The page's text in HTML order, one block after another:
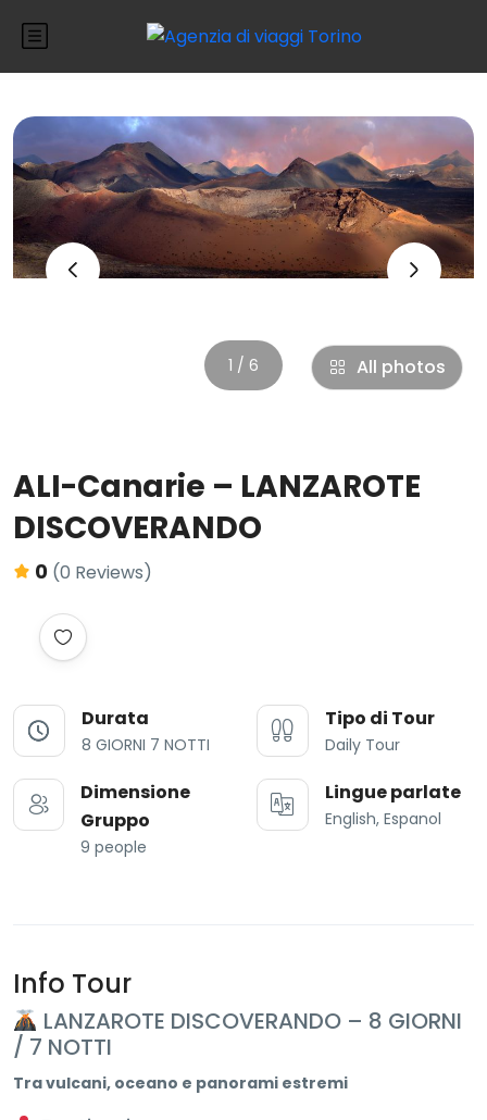
‹ ›
1 / 6 All photos
ALI-Canarie – LANZAROTE
DISCOVERANDO
0 (0 Reviews)
Durata
8 GIORNI 7 NOTTI
Tipo di Tour
Daily Tour
Dimensione
Gruppo
9 people
Lingue parlate
English, Espanol
Info Tour
LANZAROTE DISCOVERANDO – 8 GIORNI
/ 7 NOTTI
Tra vulcani, oceano e panorami estremi